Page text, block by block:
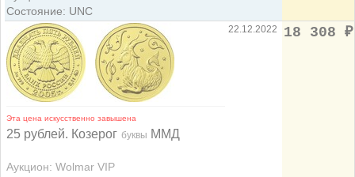
Состояние: UNC
Эта цена искусственно завышена
25 рублей. Козерог буквы ММД
Аукцион: Wolmar VIP
22.12.2022 18 308 ₽